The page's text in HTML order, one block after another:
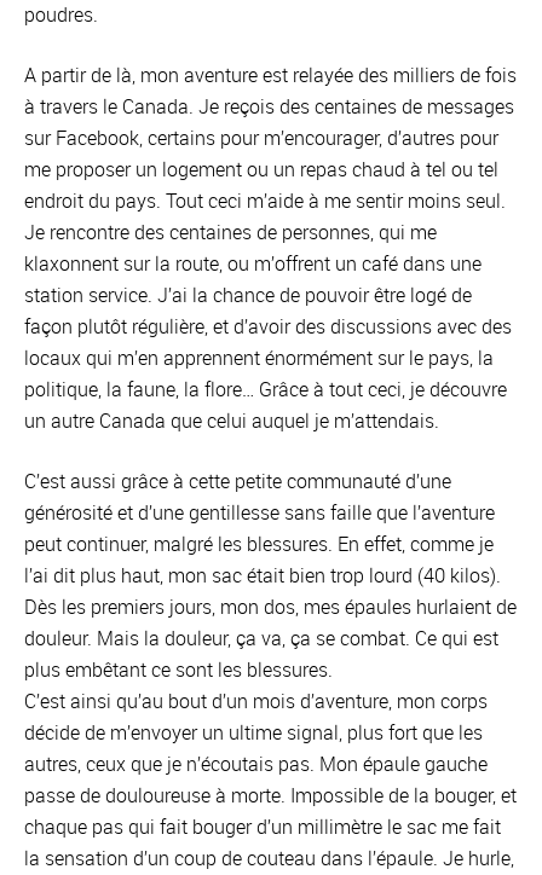
poudres.
A partir de là, mon aventure est relayée des milliers de fois
à travers le Canada. Je reçois des centaines de messages
sur Facebook, certains pour m’encourager, d’autres pour
me proposer un logement ou un repas chaud à tel ou tel
endroit du pays. Tout ceci m’aide à me sentir moins seul.
Je rencontre des centaines de personnes, qui me
klaxonnent sur la route, ou m’offrent un café dans une
station service. J’ai la chance de pouvoir être logé de
façon plutôt régulière, et d’avoir des discussions avec des
locaux qui m’en apprennent énormément sur le pays, la
politique, la faune, la flore… Grâce à tout ceci, je découvre
un autre Canada que celui auquel je m’attendais.
C’est aussi grâce à cette petite communauté d’une
générosité et d’une gentillesse sans faille que l’aventure
peut continuer, malgré les blessures. En effet, comme je
l’ai dit plus haut, mon sac était bien trop lourd (40 kilos).
Dès les premiers jours, mon dos, mes épaules hurlaient de
douleur. Mais la douleur, ça va, ça se combat. Ce qui est
plus embêtant ce sont les blessures.
C’est ainsi qu’au bout d’un mois d’aventure, mon corps
décide de m’envoyer un ultime signal, plus fort que les
autres, ceux que je n’écoutais pas. Mon épaule gauche
passe de douloureuse à morte. Impossible de la bouger, et
chaque pas qui fait bouger d’un millimètre le sac me fait
la sensation d’un coup de couteau dans l’épaule. Je hurle,